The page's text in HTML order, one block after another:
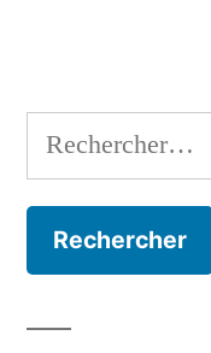
Rechercher :